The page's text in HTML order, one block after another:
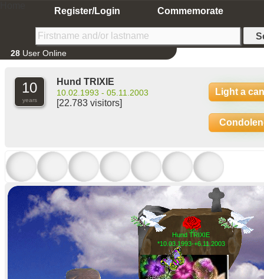
Register/Login Commemorate
28 User Online
10
years
Hund TRIXIE
10.02.1993 - 05.11.2003
[22.783 visitors]
Light a
Hund TRIXIE
*10.03.1993-+6.11.2003